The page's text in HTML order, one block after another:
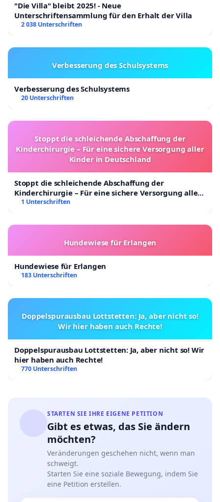
"Die Villa" bleibt 2025! - Neue
Unterschriftensammlung für den Erhalt der Villa
2 038 Unterschriften
Verbesserung des Schulsystems
Verbesserung des Schulsystems
20 Unterschriften
Stoppt die schleichende Abschaffung der
Kinderchirurgie – Für eine sichere Versorgung aller
Kinder in Deutschland
Stoppt die schleichende Abschaffung der
Kinderchirurgie – Für eine sichere Versorgung aller
Kinder in Deutschland
1 Unterschriften
Hundewiese für Erlangen
Hundewiese für Erlangen
183 Unterschriften
Doppelspurausbau Lottstetten: Ja, aber nicht so!
Wir hier haben auch Rechte!
Doppelspurausbau Lottstetten: Ja, aber nicht so! Wir
hier haben auch Rechte!
770 Unterschriften
STARTEN SIE IHRE EIGENE PETITION
Gibt es etwas, das Sie ändern
möchten?
Veränderungen geschehen nicht, wenn man
schweigt.
Starten Sie eine soziale Bewegung, indem Sie
eine Petition erstellen.